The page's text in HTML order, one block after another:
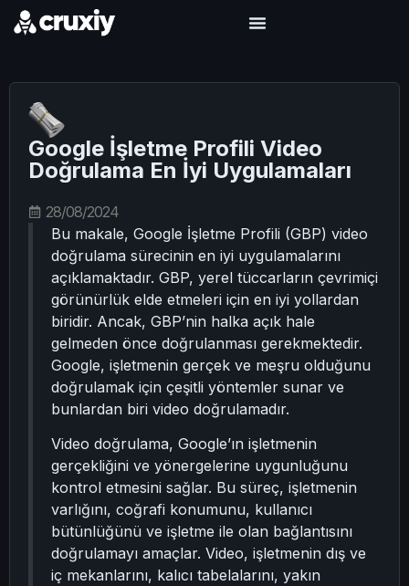
Google İşletme Profili Video
Doğrulama En İyi Uygulamaları
28/08/2024
Bu makale, Google İşletme Profili (GBP) video
doğrulama sürecinin en iyi uygulamalarını
açıklamaktadır. GBP, yerel tüccarların çevrimiçi
görünürlük elde etmeleri için en iyi yollardan
biridir. Ancak, GBP’nin halka açık hale
gelmeden önce doğrulanması gerekmektedir.
Google, işletmenin gerçek ve meşru olduğunu
doğrulamak için çeşitli yöntemler sunar ve
bunlardan biri video doğrulamadır.
Video doğrulama, Google’ın işletmenin
gerçekliğini ve yönergelerine uygunluğunu
kontrol etmesini sağlar. Bu süreç, işletmenin
varlığını, coğrafi konumunu, kullanıcı
bütünlüğünü ve işletme ile olan bağlantısını
doğrulamayı amaçlar. Video, işletmenin dış ve
iç mekanlarını, kalıcı tabelalarını, yakın